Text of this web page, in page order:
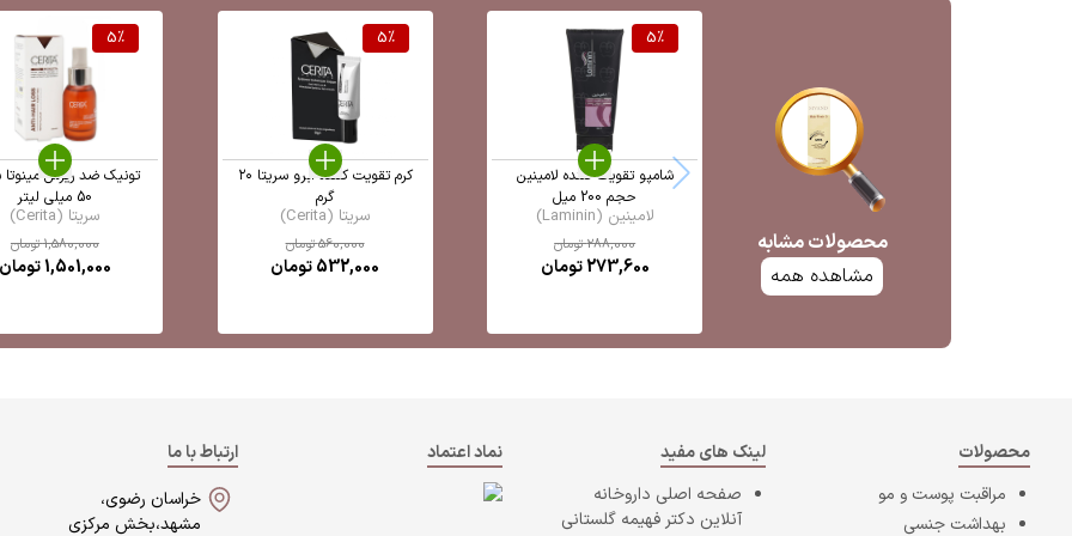
محصولات مشابه
مشاهده همه
5%
شامپو تقویت کننده لامینین
حجم 200 میل
لامینین (Laminin)
288,000تومان
273,600تومان
5%
کرم تقویت کننده ابرو سریتا ۲۰
گرم
سریتا (Cerita)
560,000تومان
532,000تومان
5%
تونیک ضد ریزش مینوتا
50 میلی لیتر
سریتا (Cerita)
1,580,000تومان
1,501,000تومان
محصولات
مراقبت پوست و مو
بهداشت جنسی
لینک های مفید
صفحه اصلی داروخانه
آنلاین دکتر فهیمه گلستانی
نماد اعتماد
ارتباط با ما
خراسان رضوی،
مشهد،بخش مرکزی